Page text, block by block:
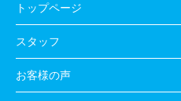
トップページ
スタッフ
お客様の声